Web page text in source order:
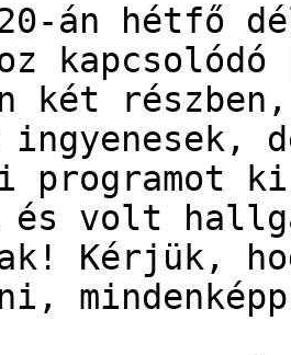
20-án hétfő
két
programot
volt
Kérjük,